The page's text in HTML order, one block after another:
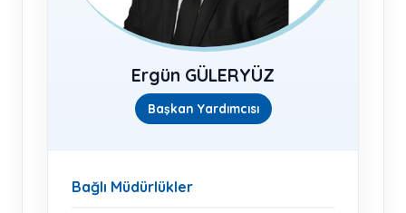
Ergün GÜLERYÜZ
Başkan Yardımcısı
Bağlı Müdürlükler